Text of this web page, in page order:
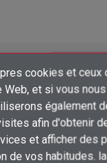
à ma liste
liste
liste d'envies
pour ajouter des
cookies et ceux
et si vous
également
afin d'obtenir
et afficher des
de vos habitudes.